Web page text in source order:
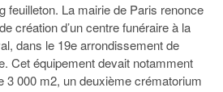
feuilleton. La mairie de Paris renonce
création d’un centre funéraire à la
dans le 19e arrondissement de
Cet équipement devait notamment
3 000 m2, un deuxième crématorium